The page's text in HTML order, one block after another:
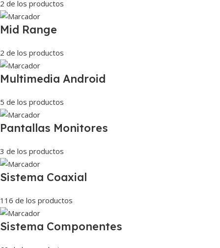
2 de los productos
Mid Range
2 de los productos
Multimedia Android
5 de los productos
Pantallas Monitores
3 de los productos
Sistema Coaxial
116 de los productos
Sistema Componentes